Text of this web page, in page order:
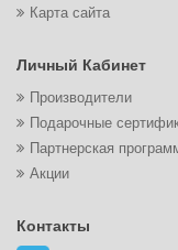
Карта сайта
Личный Кабинет
Производители
Подарочные
Партнерская
Акции
Контакты